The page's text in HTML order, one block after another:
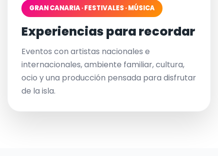
GRAN CANARIA · FESTIVALES · MÚSICA
Experiencias para recordar
Eventos con artistas nacionales e
internacionales, ambiente familiar, cultura,
ocio y una producción pensada para disfrutar
de la isla.